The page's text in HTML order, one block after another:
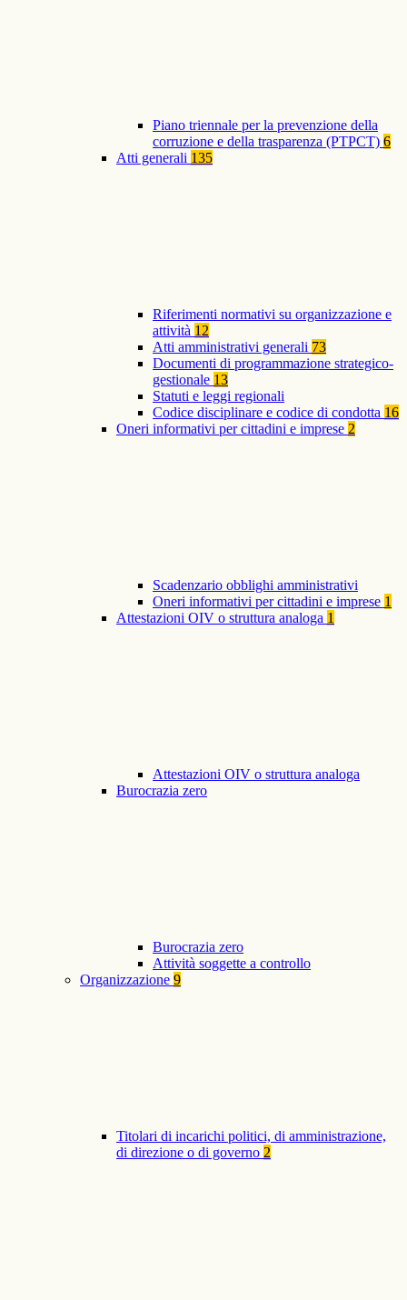
Piano triennale per la prevenzione della
corruzione e della trasparenza (PTPCT) 6
Atti generali 135
Riferimenti normativi su organizzazione e
attività 12
Atti amministrativi generali 73
Documenti di programmazione strategico-
gestionale 13
Statuti e leggi regionali
Codice disciplinare e codice di condotta 16
Oneri informativi per cittadini e imprese 2
Scadenzario obblighi amministrativi
Oneri informativi per cittadini e imprese 1
Attestazioni OIV o struttura analoga 1
Attestazioni OIV o struttura analoga
Burocrazia zero
Burocrazia zero
Attività soggette a controllo
Organizzazione 9
Titolari di incarichi politici, di amministrazione,
di direzione o di governo 2